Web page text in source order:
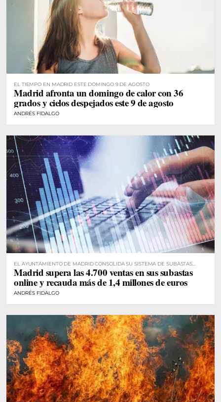
EL TIEMPO EN MADRID ESTE DOMINGO 9 DE AGOSTO
Madrid afronta un domingo de calor con 36
grados y cielos despejados este 9 de agosto
ANDRÉS FIDALGO
EL AYUNTAMIENTO DE MADRID CONSOLIDA SU SISTEMA DE SUBASTAS
DIGITALES
Madrid supera las 4.700 ventas en sus subastas
online y recauda más de 1,4 millones de euros
ANDRÉS FIDALGO